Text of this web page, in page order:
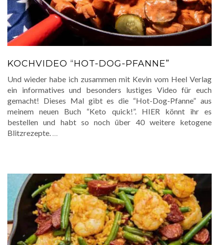
KOCHVIDEO “HOT-DOG-PFANNE”
Und wieder habe ich zusammen mit Kevin vom Heel Verlag
ein informatives und besonders lustiges Video für euch
gemacht! Dieses Mal gibt es die “Hot-Dog-Pfanne” aus
meinem neuen Buch “Keto quick!”. HIER könnt ihr es
bestellen und habt so noch über 40 weitere ketogene
Blitzrezepte. …